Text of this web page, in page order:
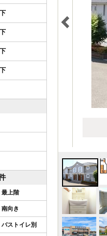
最上階
南向き
バストイレ別